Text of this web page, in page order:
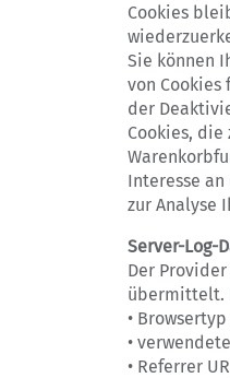
Cookies
Sie können
von
der
Cookies,
Interesse
zur Analyse
Server-Log-
Der
übermittelt.
•
•
• Referrer